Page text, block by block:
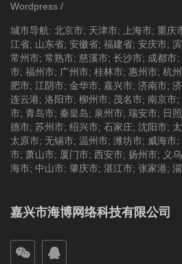
Wordpress /
城市导航: 北京市; 天津市; 上海市; 重庆
江省; 山东省; 安徽省; 福建省; 安庆市;
常州市; 常熟市; 慈溪市; 长沙市; 成都市;
市; 福州市; 广州市; 桂林市; 惠州市; 杭
肥市; 江阴市; 金华市; 嘉兴市; 济南市;
连云港; 洛阳市; 柳州市; 茂名市; 南京市;
市; 青岛市; 秦皇岛; 泉州市; 瑞安市; 日
德市; 苏州市; 绍兴市; 石家庄; 沈阳市;
太原市; 无锡市; 温州市; 潍坊市; 威海市;
市; 萧山市; 厦门市; 西安市; 扬州市; 义
海市; 中山市; 肇庆市; 湛江市; 张家港;
嘉兴市海博网络科技有限公司